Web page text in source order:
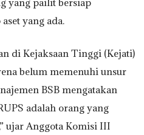
yang pailit bersiap
yang ada.
di Kejaksaan Tinggi (Kejati)
belum memenuhi unsur
BSB mengatakan
adalah orang yang
ujar Anggota Komisi III